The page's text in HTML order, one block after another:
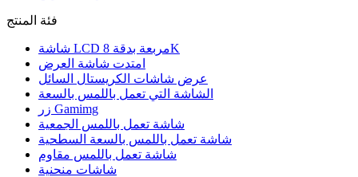
فئة المنتج
شاشة LCD مربعة بدقة 8K
امتدت شاشة العرض
عرض شاشات الكريستال السائل
الشاشة التي تعمل باللمس بالسعة
زر Gamimg
شاشة تعمل باللمس الجمعية
شاشة تعمل باللمس بالسعة السطحية
شاشة تعمل باللمس مقاوم
شاشات منحنية